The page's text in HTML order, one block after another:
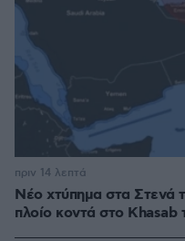
Νέο χτύπημα στα Στενά
πλοίο κοντά στο
πριν 14 λεπτά